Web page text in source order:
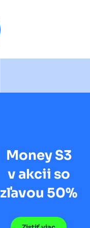
Money S3
v akcii so
zľavou 50%